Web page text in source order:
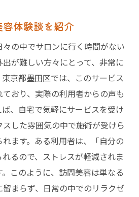
体験談を紹介
の中でサロンに行く時間がない
が難しい方々にとって、非常に
京都墨田区では、このサービス
おり、実際の利用者からの声も
、自宅で気軽にサービスを受け
した雰囲気の中で施術が受けら
ます。ある利用者は、「自分の
るので、ストレスが軽減されま
このように、訪問美容は単なる
まらず、日常の中でのリラクゼ